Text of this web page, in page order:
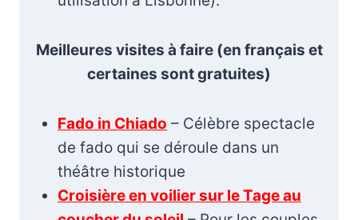
Meilleures visites à faire (en français et
certaines sont gratuites)
Fado in Chiado – Célèbre spectacle
de fado qui se déroule dans un
théâtre historique
Croisière en voilier sur le Tage au